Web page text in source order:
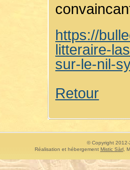
https://
litteraire-
sur-le-nil-
Retour
© Copyright 2012-
Réalisation et hébergement Mistic Sàrl,